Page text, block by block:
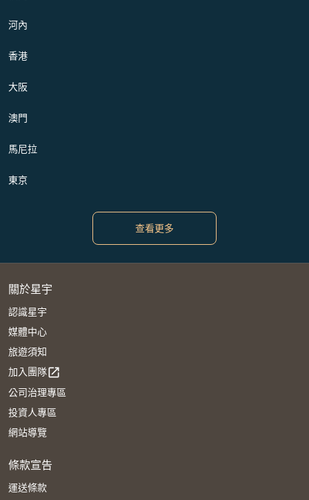
河內
香港
大阪
澳門
馬尼拉
東京
查看更多
關於星宇
認識星宇
媒體中心
旅遊須知
加入團隊open_in_new
公司治理專區
投資人專區
網站導覽
條款宣告
運送條款